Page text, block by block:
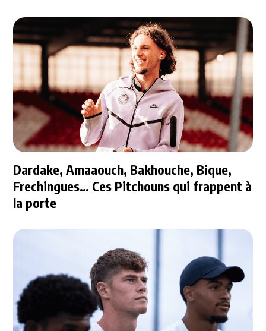
Dardake, Amaaouch, Bakhouche, Bique,
Frechingues… Ces Pitchouns qui frappent à
la porte